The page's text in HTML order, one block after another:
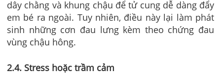
dây chằng và khung chậu để tử cung dễ dàng đẩy
em bé ra ngoài. Tuy nhiên, điều này lại làm phát
sinh những cơn đau lưng kèm theo chứng đau
vùng chậu hông.
2.4. Stress hoặc trầm cảm